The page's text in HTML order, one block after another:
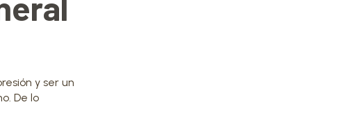
y ser un
De lo